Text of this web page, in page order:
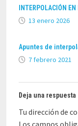
INTERPOLACIÓN
13 enero 2026
Apuntes de
7 febrero 2021
Deja una respuesta
Tu dirección de
Los campos